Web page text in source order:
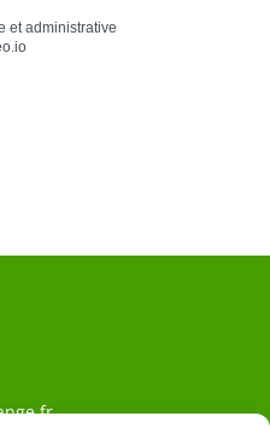
et administrative